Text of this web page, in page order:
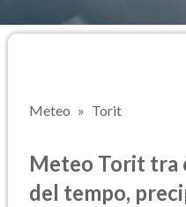
Meteo Torit
Meteo Torit tra
del tempo,